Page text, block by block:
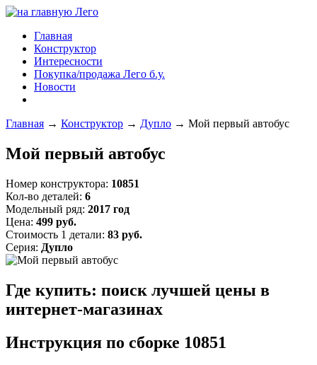
Главная
Конструктор
Интересности
Покупка/продажа Лего б.у.
Новости
Главная → Конструктор → Дупло → Мой первый автобус
Мой первый автобус
Номер конструктора: 10851
Кол-во деталей: 6
Модельный ряд: 2017 год
Цена: 499 руб.
Стоимость 1 детали: 83 руб.
Серия: Дупло
Где купить: поиск лучшей цены в
интернет-магазинах
Инструкция по сборке 10851